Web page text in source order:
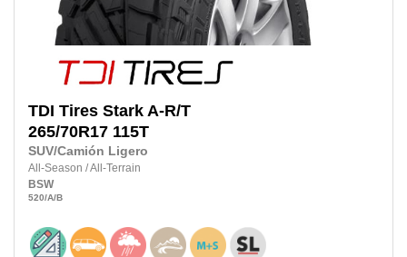
TDI Tires Stark A-R/T
265/70R17 115T
SUV/Camión Ligero
All-Season /All-Terrain
BSW
520/A/B